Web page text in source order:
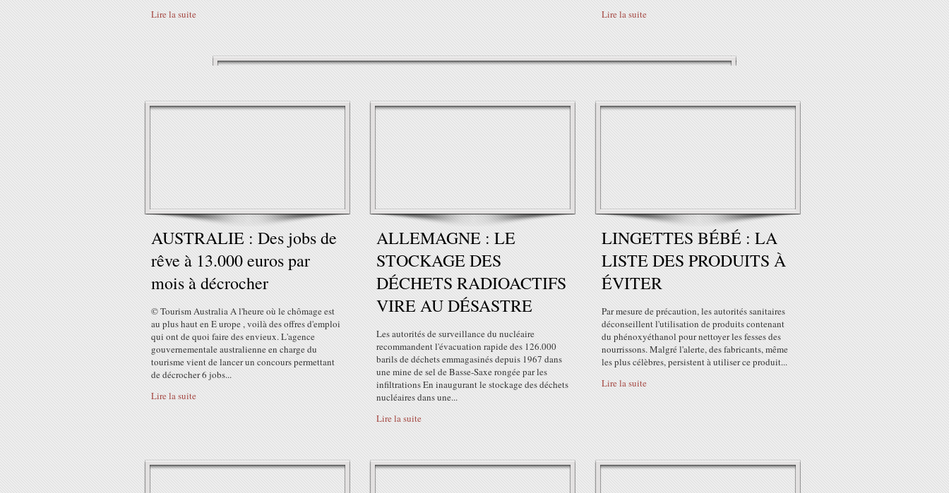
Lire la suite
Lire la suite
AUSTRALIE : Des jobs de
rêve à 13.000 euros par
mois à décrocher
© Tourism Australia A l'heure où le chômage est
au plus haut en E urope , voilà des offres d'emploi
qui ont de quoi faire des envieux. L'agence
gouvernementale australienne en charge du
tourisme vient de lancer un concours permettant
de décrocher 6 jobs...
Lire la suite
ALLEMAGNE : LE
STOCKAGE DES
DÉCHETS RADIOACTIFS
VIRE AU DÉSASTRE
Les autorités de surveillance du nucléaire
recommandent l'évacuation rapide des 126.000
barils de déchets emmagasinés depuis 1967 dans
une mine de sel de Basse-Saxe rongée par les
infiltrations En inaugurant le stockage des déchets
nucléaires dans une...
Lire la suite
LINGETTES BÉBÉ : LA
LISTE DES PRODUITS À
ÉVITER
Par mesure de précaution, les autorités sanitaires
déconseillent l'utilisation de produits contenant
du phénoxyéthanol pour nettoyer les fesses des
nourrissons. Malgré l'alerte, des fabricants, même
les plus célèbres, persistent à utiliser ce produit...
Lire la suite